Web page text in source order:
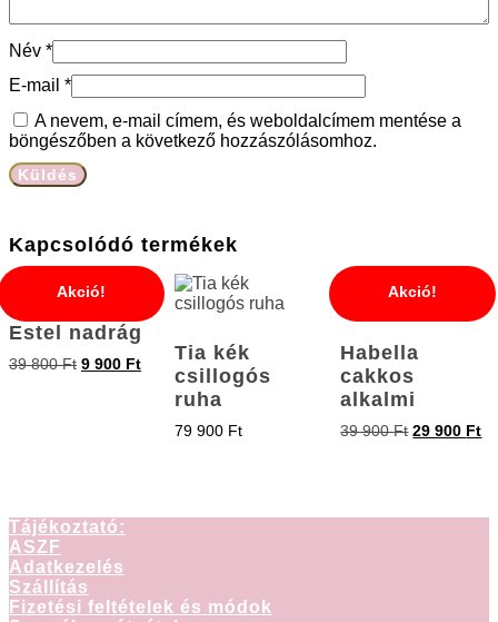
Név *
E-mail *
A nevem, e-mail címem, és weboldalcímem mentése a
böngészőben a következő hozzászólásomhoz.
Kapcsolódó termékek
Akció!
Estel nadrág
39 800Ft 9 900 Ft
Tia kék
csillogós
ruha
79 900 Ft
Akció!
Habella
cakkos
alkalmi
39 900Ft 29 900 Ft
Tájékoztató:
ASZF
Adatkezelés
Szállítás
Fizetési feltételek és módok